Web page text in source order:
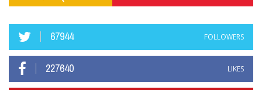
67944 FOLLOWERS
227640 LIKES